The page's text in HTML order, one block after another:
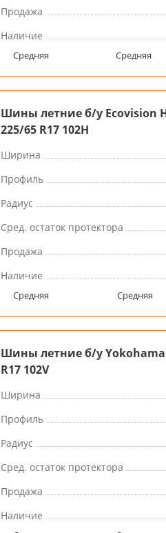
Продажа
Наличие
Средняя Средняя
Шины летние б/у Ecovision
225/65 R17 102H
Ширина
Профиль
Радиус
Сред. остаток протектора
Продажа
Наличие
Средняя Средняя
Шины летние б/у Yokohama
R17 102V
Ширина
Профиль
Радиус
Сред. остаток протектора
Продажа
Наличие